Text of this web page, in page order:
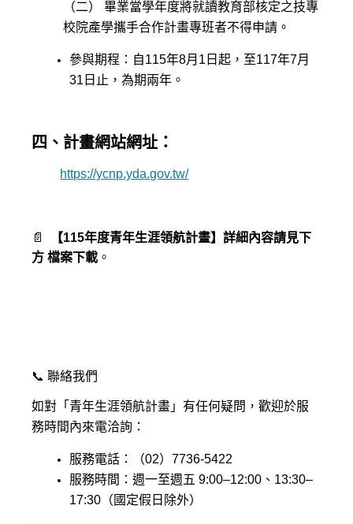
（二） 畢業當學年度將就讀教育部核定之技專
校院產學攜手合作計畫專班者不得申請。
參與期程：自115年8月1日起，至117年7月
31日止，為期兩年。
四、計畫網站網址：
https://ycnp.yda.gov.tw/
📄
【115年度青年生涯領航計畫】詳細內容請見下
方檔案下載 。
📞 聯絡我們
如對「青年生涯領航計畫」有任何疑問，歡迎於服
務時間內來電洽詢：
服務電話：（02）7736-5422
服務時間：週一至週五 9:00–12:00、13:30–
17:30（國定假日除外）